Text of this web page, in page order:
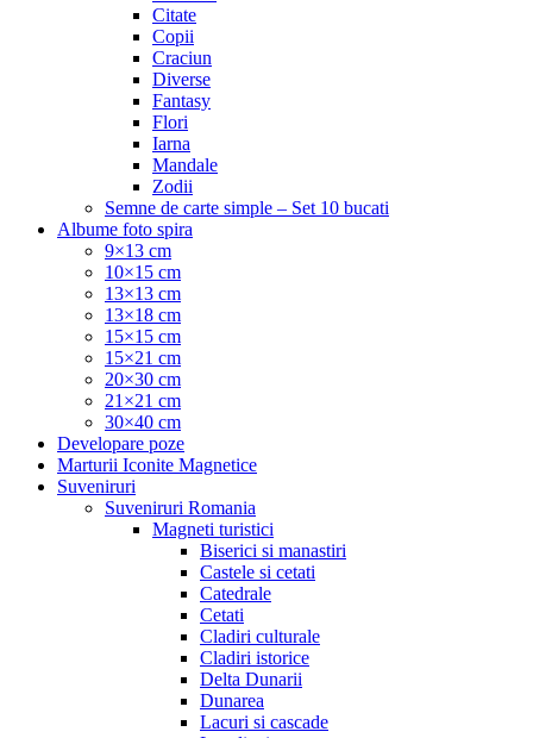
Citate
Copii
Craciun
Diverse
Fantasy
Flori
Iarna
Mandale
Zodii
Semne de carte simple – Set 10 bucati
Albume foto spira
9×13 cm
10×15 cm
13×13 cm
13×18 cm
15×15 cm
15×21 cm
20×30 cm
21×21 cm
30×40 cm
Developare poze
Marturii Iconite Magnetice
Suveniruri
Suveniruri Romania
Magneti turistici
Biserici si manastiri
Castele si cetati
Catedrale
Cetati
Cladiri culturale
Cladiri istorice
Delta Dunarii
Dunarea
Lacuri si cascade